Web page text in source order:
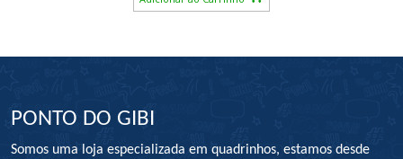
PONTO DO GIBI
Somos uma loja especializada em quadrinhos, estamos desde